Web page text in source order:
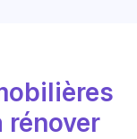
rénover